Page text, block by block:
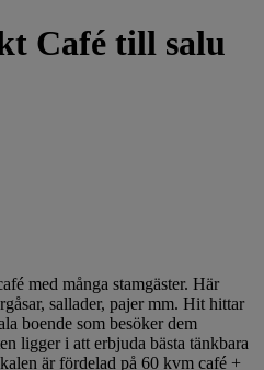
Café till salu
med många stamgäster. Här
sallader, pajer mm. Hit hittar
boende som besöker dem
ligger i att erbjuda bästa tänkbara
är fördelad på 60 kvm café +